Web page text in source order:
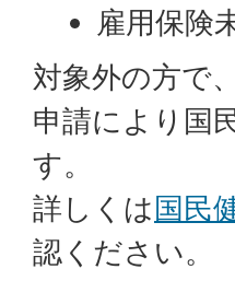
雇用保険
対象外の方で
申請により国
す。
詳しくは国民
認ください。